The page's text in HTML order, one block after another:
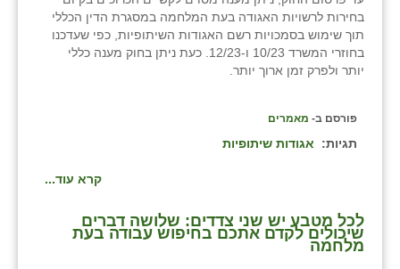
בחירות לרשויות האגודה בעת המלחמה במסגרת הדין הכללי
תוך שימוש בסמכויות רשם האגודות השיתופיות, כפי שעדכנו
בחוזרי המשרד 10/23 ו-12/23. כעת ניתן בחוק מענה כללי
יותר ולפרק זמן ארוך יותר.
פורסם ב- מאמרים
תגיות: אגודות שיתופיות
קרא עוד...
לכל מטבע יש שני צדדים: שלושה דברים
שיכולים לקדם אתכם בחיפוש עבודה בעת
מלחמה
חמרה
חרב לאת
יקנעם
כפר אביב